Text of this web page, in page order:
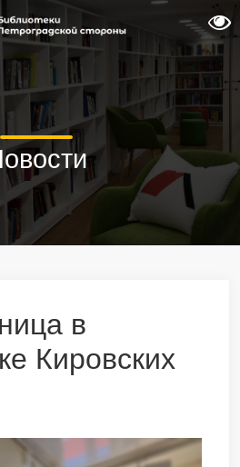
в
Кировских